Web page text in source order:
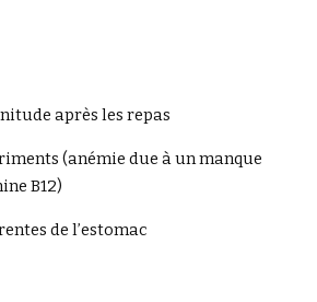
après les repas
(anémie due à un manque
B12)
de l’estomac